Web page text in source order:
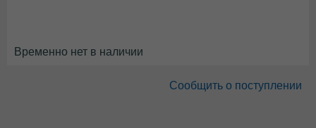
Временно нет в наличии
Сообщить о поступлении